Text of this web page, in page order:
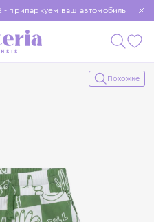
- припаркуем ваш автомобиль
заказе от 15 000 ₽
покупки были еще удобнее
Похожие